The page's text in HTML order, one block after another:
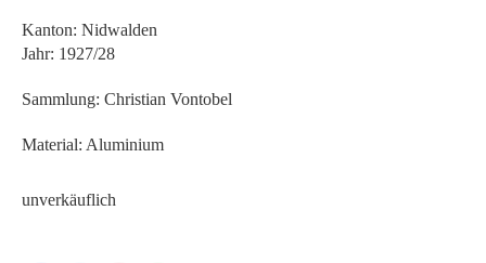
Kanton: Nidwalden
Jahr: 1927/28
Sammlung: Christian Vontobel
Material: Aluminium
unverkäuflich